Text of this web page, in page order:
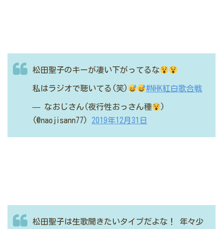
松田聖子のキーが凄い下がってるな
私はラジオで聴いてる(笑) #NHK紅白歌合戦
— なおじさん(夜行性おっさん種
)
(@naojisann77) 2019年12月31日
松田聖子は生歌聞きたいタイプだよな！
年々少